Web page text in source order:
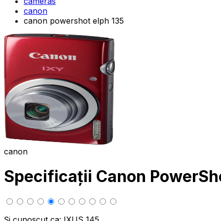
canon
canon powershot elph 135
canon
Specificații Canon